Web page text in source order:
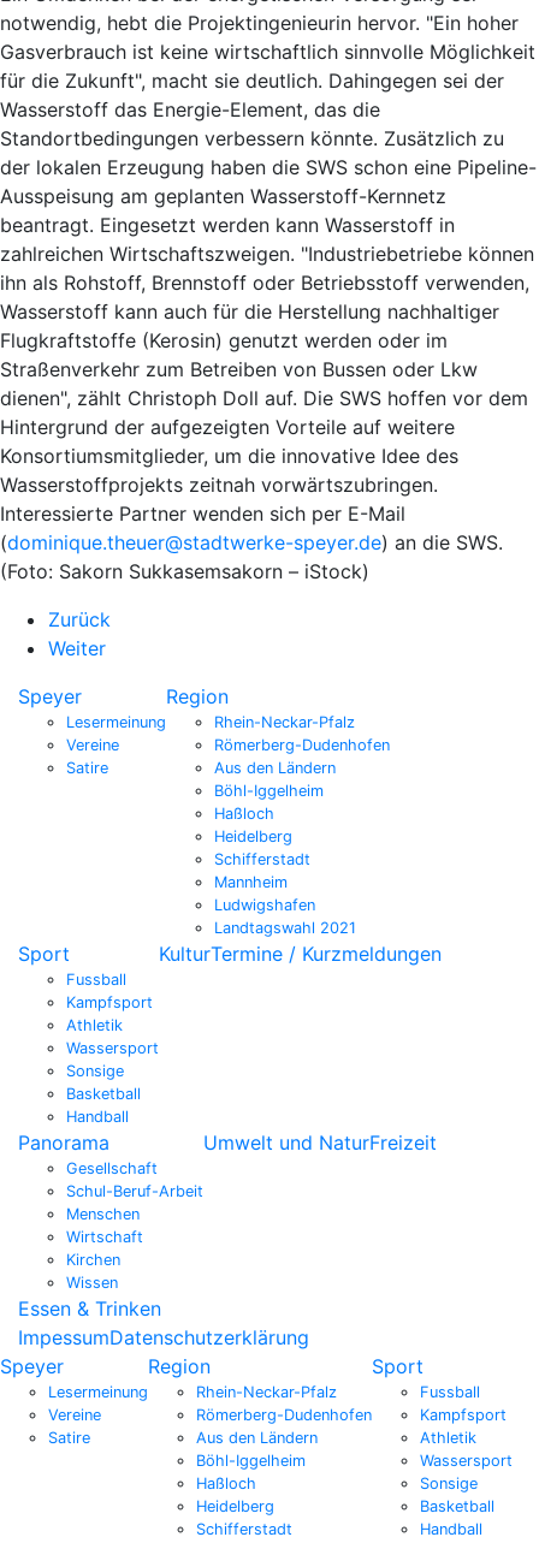
notwendig, hebt die Projektingenieurin hervor. "Ein hoher
Gasverbrauch ist keine wirtschaftlich sinnvolle Möglichkeit
für die Zukunft", macht sie deutlich. Dahingegen sei der
Wasserstoff das Energie-Element, das die
Standortbedingungen verbessern könnte. Zusätzlich zu
der lokalen Erzeugung haben die SWS schon eine Pipeline-
Ausspeisung am geplanten Wasserstoff-Kernnetz
beantragt. Eingesetzt werden kann Wasserstoff in
zahlreichen Wirtschaftszweigen. "Industriebetriebe können
ihn als Rohstoff, Brennstoff oder Betriebsstoff verwenden,
Wasserstoff kann auch für die Herstellung nachhaltiger
Flugkraftstoffe (Kerosin) genutzt werden oder im
Straßenverkehr zum Betreiben von Bussen oder Lkw
dienen", zählt Christoph Doll auf. Die SWS hoffen vor dem
Hintergrund der aufgezeigten Vorteile auf weitere
Konsortiumsmitglieder, um die innovative Idee des
Wasserstoffprojekts zeitnah vorwärtszubringen.
Interessierte Partner wenden sich per E-Mail
(dominique.theuer@stadtwerke-speyer.de) an die SWS.
(Foto: Sakorn Sukkasemsakorn – iStock)
Zurück
Weiter
Speyer
Lesermeinung
Vereine
Satire
Region
Rhein-Neckar-Pfalz
Römerberg-Dudenhofen
Aus den Ländern
Böhl-Iggelheim
Haßloch
Heidelberg
Schifferstadt
Mannheim
Ludwigshafen
Landtagswahl 2021
Sport
Fussball
Kampfsport
Athletik
Wassersport
Sonsige
Basketball
Handball
KulturTermine / Kurzmeldungen
Panorama
Gesellschaft
Schul-Beruf-Arbeit
Menschen
Wirtschaft
Kirchen
Wissen
Umwelt und NaturFreizeit
Essen & Trinken
ImpessumDatenschutzerklärung
Speyer
Lesermeinung
Vereine
Satire
Region
Rhein-Neckar-Pfalz
Römerberg-Dudenhofen
Aus den Ländern
Böhl-Iggelheim
Haßloch
Heidelberg
Schifferstadt
Sport
Fussball
Kampfsport
Athletik
Wassersport
Sonsige
Basketball
Handball